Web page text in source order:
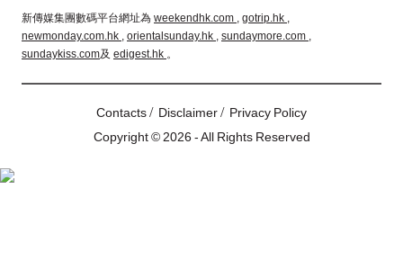
新傳媒集團數碼平台網址為 weekendhk.com , gotrip.hk ,
newmonday.com.hk , orientalsunday.hk , sundaymore.com ,
sundaykiss.com及 edigest.hk 。
Contacts/ Disclaimer/ Privacy Policy
Copyright © 2026 - All Rights Reserved